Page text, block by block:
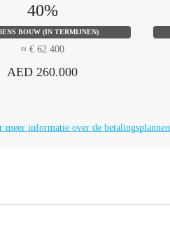
40%
BOUW (IN TERMIJNEN)
≈ € 62.400
AED 260.000
meer informatie over de betalingsplannen